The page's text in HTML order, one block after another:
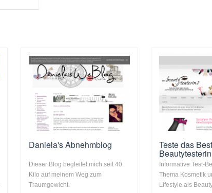
Daniela's Abnehmblog
Dieser Blog begleitet mich seit 40
Kilo auf meinem Weg zum
Traumgewicht.
Teste das
Informative Test-
Thema Kosmetik
Lifestyle als